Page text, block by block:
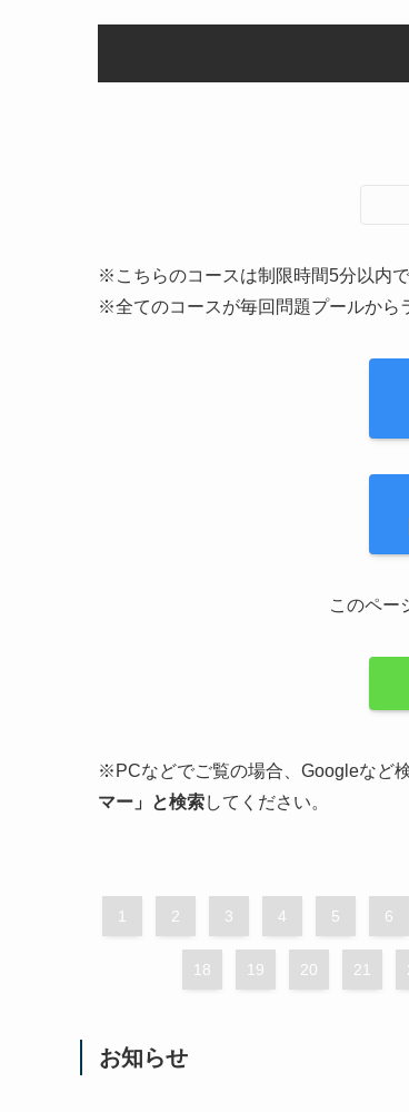
※こちらのコースは制限時間5分以内
※全てのコースが毎回問題プールから
このペー
※PCなどでご覧の場合、Googleなど
マー」と検索してください。
1 2 3 4 5 6
18 19 20 21
お知らせ